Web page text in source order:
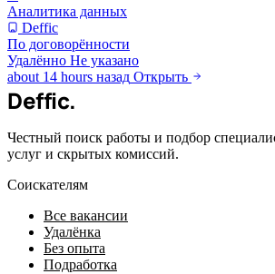
Аналитика данных
Deffic
По договорённости
Удалённо Не указано
about 14 hours назад Открыть
Deffic.
Честный поиск работы и подбор
услуг и скрытых комиссий.
Соискателям
Все вакансии
Удалёнка
Без опыта
Подработка